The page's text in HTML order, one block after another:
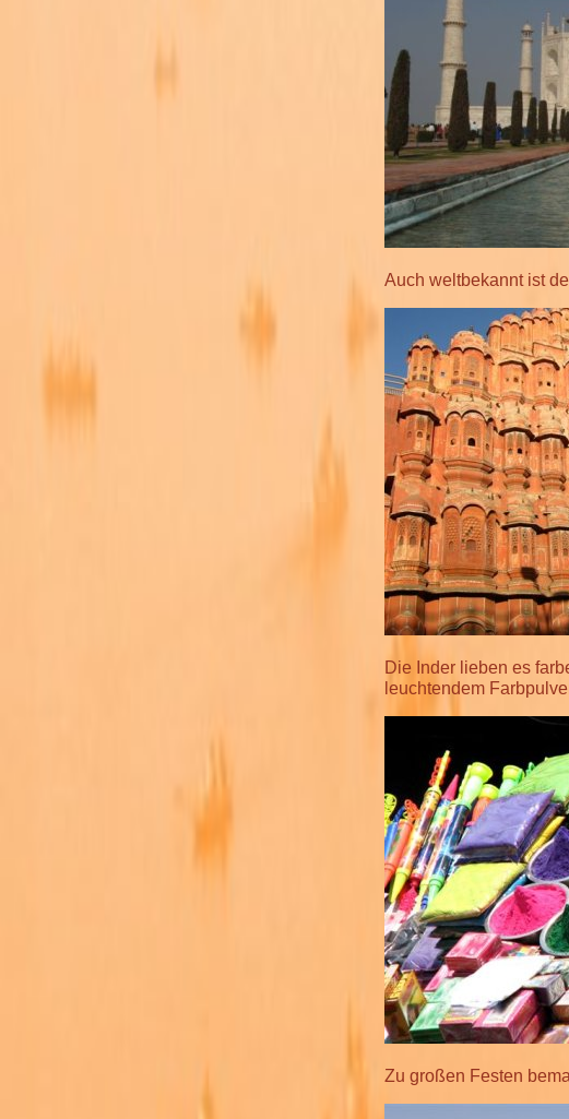
Auch weltbekannt ist
Die Inder lieben es
leuchtendem
Zu großen Festen